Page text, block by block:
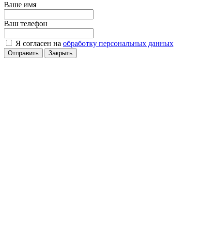
Ваше имя
Ваш телефон
Я согласен на обработку персональных данных
Отправить Закрыть